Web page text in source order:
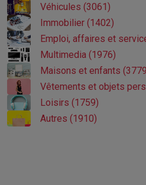
Véhicules (3061)
Immobilier (1402)
Emploi, affaires et
Multimedia (1976)
Maisons et enfants
Vêtements et objets
Loisirs (1759)
Autres (1910)